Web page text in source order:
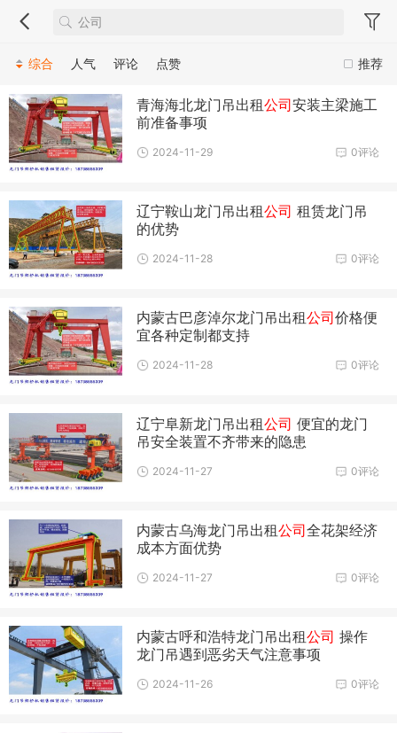
推荐
综合 人气 评论 点赞
青海海北龙门吊出租公司安装主梁施工
前准备事项
0评论
2024-11-29
辽宁鞍山龙门吊出租公司 租赁龙门吊
的优势
0评论
2024-11-28
内蒙古巴彦淖尔龙门吊出租公司价格便
宜各种定制都支持
0评论
2024-11-28
辽宁阜新龙门吊出租公司 便宜的龙门
吊安全装置不齐带来的隐患
0评论
2024-11-27
内蒙古乌海龙门吊出租公司全花架经济
成本方面优势
0评论
2024-11-27
内蒙古呼和浩特龙门吊出租公司 操作
龙门吊遇到恶劣天气注意事项
0评论
2024-11-26